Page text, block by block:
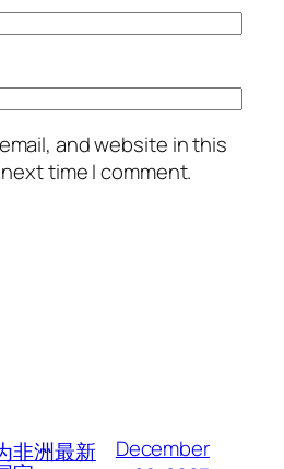
and website in this
time I comment.
非洲最新
December